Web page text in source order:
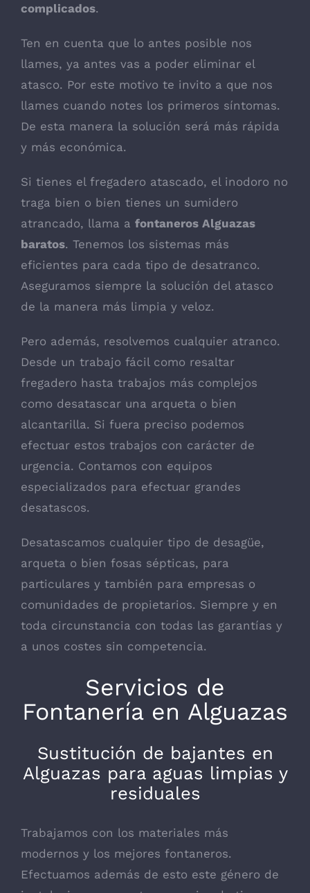
complicados.
Ten en cuenta que lo antes posible nos
llames, ya antes vas a poder eliminar el
atasco. Por este motivo te invito a que nos
llames cuando notes los primeros síntomas.
De esta manera la solución será más rápida
y más económica.
Si tienes el fregadero atascado, el inodoro no
traga bien o bien tienes un sumidero
atrancado, llama a fontaneros Alguazas
baratos. Tenemos los sistemas más
eficientes para cada tipo de desatranco.
Aseguramos siempre la solución del atasco
de la manera más limpia y veloz.
Pero además, resolvemos cualquier atranco.
Desde un trabajo fácil como resaltar
fregadero hasta trabajos más complejos
como desatascar una arqueta o bien
alcantarilla. Si fuera preciso podemos
efectuar estos trabajos con carácter de
urgencia. Contamos con equipos
especializados para efectuar grandes
desatascos.
Desatascamos cualquier tipo de desagüe,
arqueta o bien fosas sépticas, para
particulares y también para empresas o
comunidades de propietarios. Siempre y en
toda circunstancia con todas las garantías y
a unos costes sin competencia.
Servicios de
Fontanería en Alguazas
Sustitución de bajantes en
Alguazas para aguas limpias y
residuales
Trabajamos con los materiales más
modernos y los mejores fontaneros.
Efectuamos además de esto este género de